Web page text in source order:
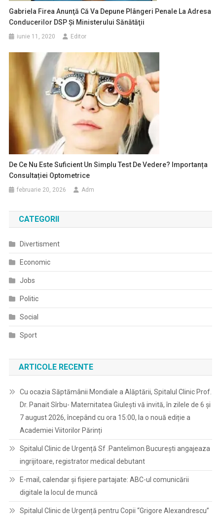
Gabriela Firea Anunţă Că Va Depune Plângeri Penale La Adresa
Conducerilor DSP Şi Ministerului Sănătăţii
iunie 11, 2020 Editor
De Ce Nu Este Suficient Un Simplu Test De Vedere? Importanța
Consultației Optometrice
februarie 20, 2026 Adm
CATEGORII
Divertisment
Economic
Jobs
Politic
Social
Sport
ARTICOLE RECENTE
Cu ocazia Săptămânii Mondiale a Alăptării, Spitalul Clinic Prof.
Dr. Panait Sîrbu- Maternitatea Giulești vă invită, în zilele de 6 și
7 august 2026, începând cu ora 15:00, la o nouă ediție a
Academiei Viitorilor Părinți
Spitalul Clinic de Urgență Sf .Pantelimon București angajeaza
ingrijitoare, registrator medical debutant
E-mail, calendar şi fişiere partajate: ABC-ul comunicării
digitale la locul de muncă
Spitalul Clinic de Urgență pentru Copii “Grigore Alexandrescu”